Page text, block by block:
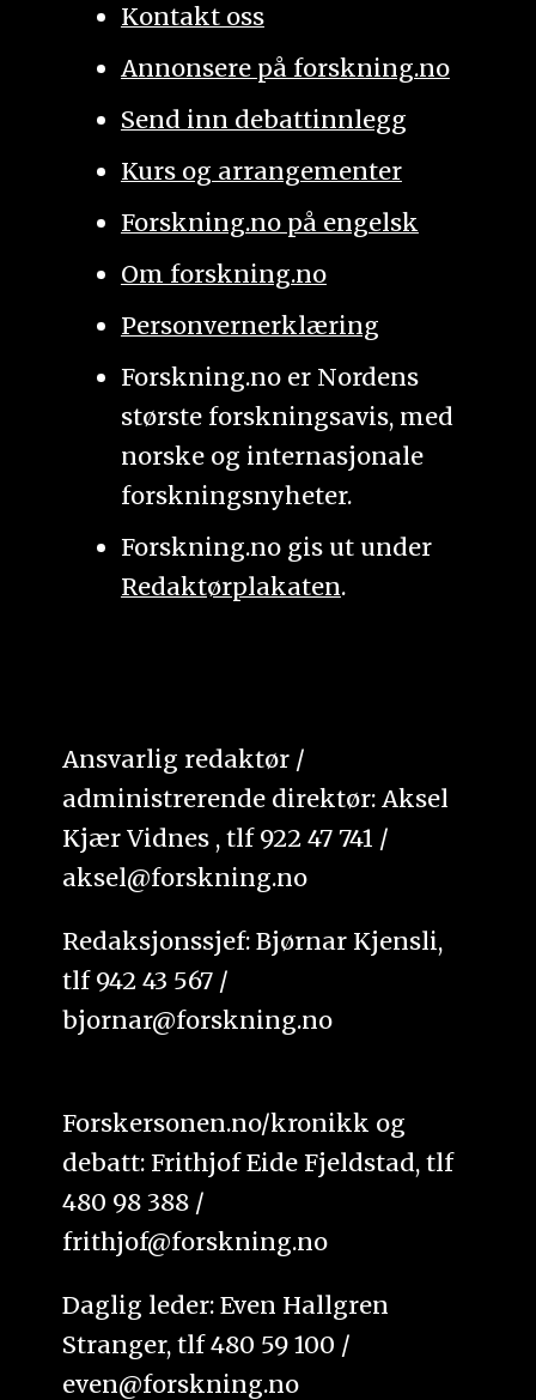
Kontakt oss
Annonsere på forskning.no
Send inn debattinnlegg
Kurs og arrangementer
Forskning.no på engelsk
Om forskning.no
Personvernerklæring
Forskning.no er Nordens
største forskningsavis, med
norske og internasjonale
forskningsnyheter.
Forskning.no gis ut under
Redaktørplakaten.
Ansvarlig redaktør /
administrerende direktør: Aksel
Kjær Vidnes , tlf 922 47 741 /
aksel@forskning.no
Redaksjonssjef: Bjørnar Kjensli,
tlf 942 43 567 /
bjornar@forskning.no
Forskersonen.no/kronikk og
debatt: Frithjof Eide Fjeldstad, tlf
480 98 388 /
frithjof@forskning.no
Daglig leder: Even Hallgren
Stranger, tlf 480 59 100 /
even@forskning.no